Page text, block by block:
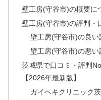
壁工房(守谷市)の概要に
壁工房(守谷市)の評判・
壁工房(守谷市)の良い
壁工房(守谷市)の悪い
茨城県で口コミ・評判
【2026年最新版】
ガイヘキクリニック